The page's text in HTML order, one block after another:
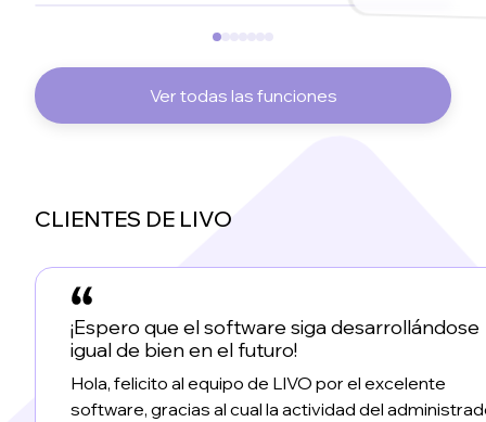
Ver todas las funciones
CLIENTES DE LIVO
¡Espero que el software siga desarrollándose
igual de bien en el futuro!
Hola, felicito al equipo de LIVO por el excelente
software, gracias al cual la actividad del